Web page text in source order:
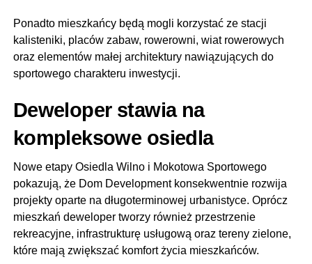
Ponadto mieszkańcy będą mogli korzystać ze stacji
kalisteniki, placów zabaw, rowerowni, wiat rowerowych
oraz elementów małej architektury nawiązujących do
sportowego charakteru inwestycji.
Deweloper stawia na
kompleksowe osiedla
Nowe etapy Osiedla Wilno i Mokotowa Sportowego
pokazują, że Dom Development konsekwentnie rozwija
projekty oparte na długoterminowej urbanistyce. Oprócz
mieszkań deweloper tworzy również przestrzenie
rekreacyjne, infrastrukturę usługową oraz tereny zielone,
które mają zwiększać komfort życia mieszkańców.